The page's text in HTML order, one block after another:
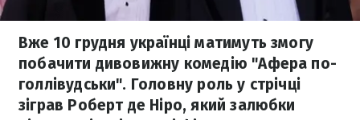
Вже 10 грудня українці матимуть змогу
побачити дивовижну комедію "Афера по-
голлівудськи". Головну роль у стрічці
зіграв Роберт де Ніро, який залюбки